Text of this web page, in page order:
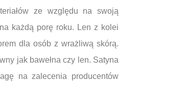
ze względu na swoją
każdą porę roku. Len z kolei
dla osób z wrażliwą skórą.
jak bawełna czy len. Satyna
na zalecenia producentów